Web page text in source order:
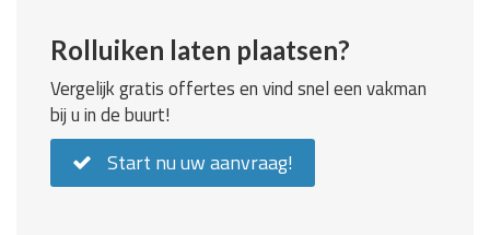
Rolluiken laten plaatsen?
Vergelijk gratis offertes en vind snel een vakman
bij u in de buurt!
Start nu uw aanvraag!